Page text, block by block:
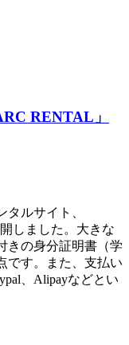
RENTAL」
ルサイト、
しました。大きな
きの身分証明書（学
です。また、支払い
、Alipayなどとい